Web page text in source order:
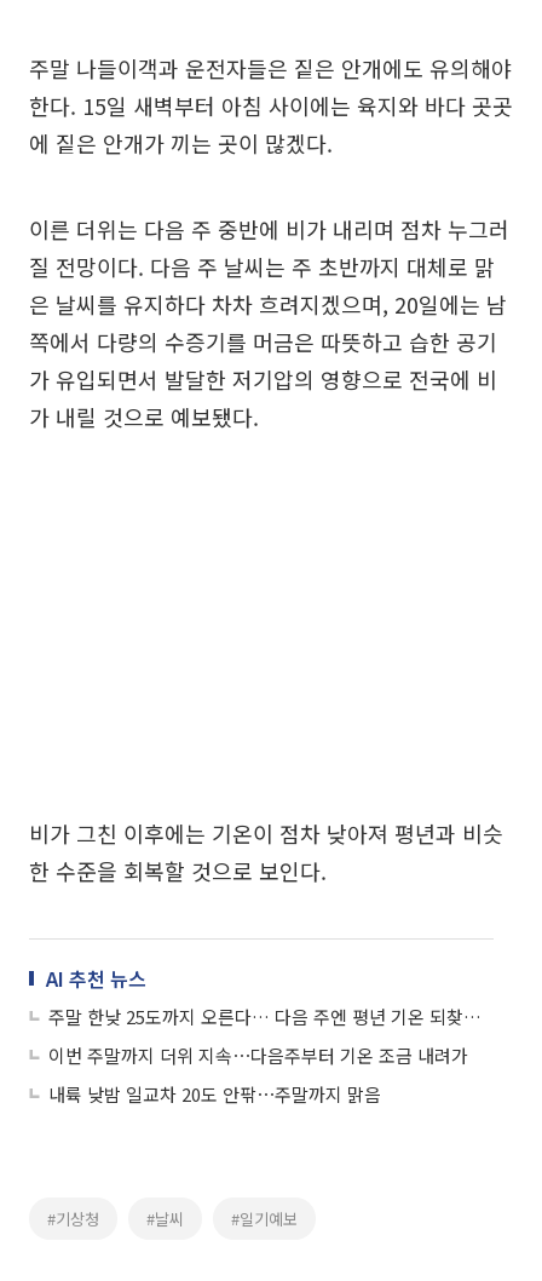
주말 나들이객과 운전자들은 짙은 안개에도 유의해야
한다. 15일 새벽부터 아침 사이에는 육지와 바다 곳곳
에 짙은 안개가 끼는 곳이 많겠다.
이른 더위는 다음 주 중반에 비가 내리며 점차 누그러
질 전망이다. 다음 주 날씨는 주 초반까지 대체로 맑
은 날씨를 유지하다 차차 흐려지겠으며, 20일에는 남
쪽에서 다량의 수증기를 머금은 따뜻하고 습한 공기
가 유입되면서 발달한 저기압의 영향으로 전국에 비
가 내릴 것으로 예보됐다.
비가 그친 이후에는 기온이 점차 낮아져 평년과 비슷
한 수준을 회복할 것으로 보인다.
AI 추천 뉴스
주말 한낮 25도까지 오른다… 다음 주엔 평년 기온 되찾고 봄비
이번 주말까지 더위 지속⋯다음주부터 기온 조금 내려가
내륙 낮밤 일교차 20도 안팎⋯주말까지 맑음
#기상청 #날씨 #일기예보